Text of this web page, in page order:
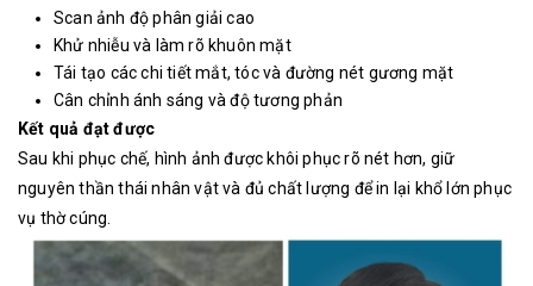
Scan ảnh độ phân giải cao
Khử nhiễu và làm rõ khuôn mặt
Tái tạo các chi tiết mắt, tóc và đường nét gương mặt
Cân chỉnh ánh sáng và độ tương phản
Kết quả đạt được
Sau khi phục chế, hình ảnh được khôi phục rõ nét hơn, giữ
nguyên thần thái nhân vật và đủ chất lượng để in lại khổ lớn phục
vụ thờ cúng.